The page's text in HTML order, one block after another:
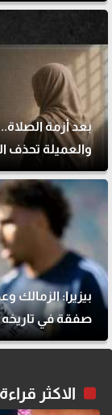
بعد أزمة
والعميلة تحذف
بيزيرا: الزمالك
صفقة في تاريخه
الاكثر قراءة